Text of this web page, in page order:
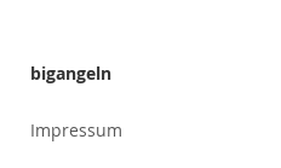
bigangeln
Impressum